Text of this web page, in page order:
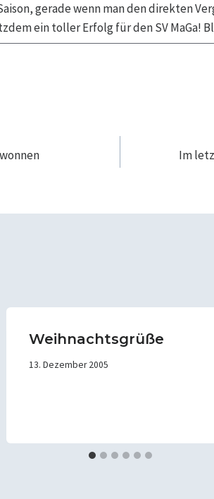
gerade wenn man den direkten
ein toller Erfolg für den SV MaGa!
Im
Weihnachtsgrüße
13. Dezember 2005